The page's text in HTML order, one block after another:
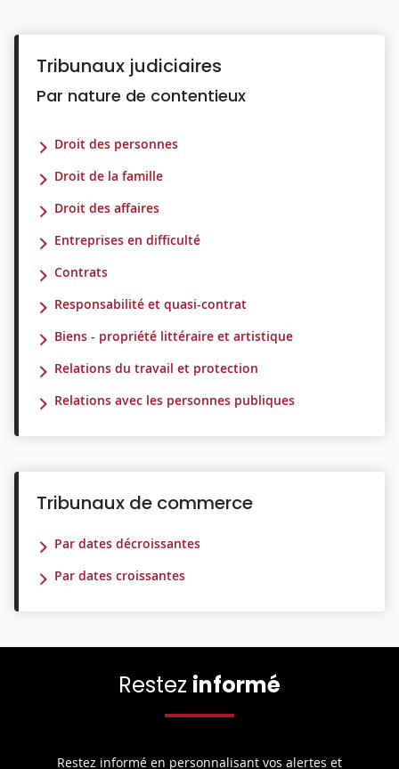
Tribunaux judiciaires
Par nature de contentieux
Droit des personnes
Droit de la famille
Droit des affaires
Entreprises en difficulté
Contrats
Responsabilité et quasi-contrat
Biens - propriété littéraire et artistique
Relations du travail et protection
Relations avec les personnes publiques
Tribunaux de commerce
Par dates décroissantes
Par dates croissantes
Restez informé
Restez informé en personnalisant vos alertes et